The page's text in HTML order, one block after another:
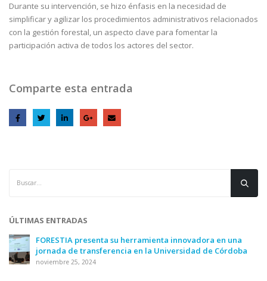
Durante su intervención, se hizo énfasis en la necesidad de
simplificar y agilizar los procedimientos administrativos relacionados
con la gestión forestal, un aspecto clave para fomentar la
participación activa de todos los actores del sector.
Comparte esta entrada
ÚLTIMAS ENTRADAS
FORESTIA presenta su herramienta innovadora en una
jornada de transferencia en la Universidad de Córdoba
noviembre 25, 2024